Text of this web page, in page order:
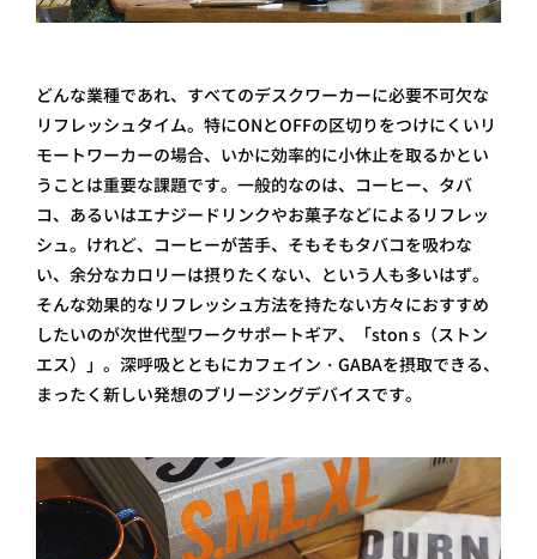
どんな業種であれ、すべてのデスクワーカーに必要不可欠な
リフレッシュタイム。特にONとOFFの区切りをつけにくいリ
モートワーカーの場合、いかに効率的に小休止を取るかとい
うことは重要な課題です。一般的なのは、コーヒー、タバ
コ、あるいはエナジードリンクやお菓子などによるリフレッ
シュ。けれど、コーヒーが苦手、そもそもタバコを吸わな
い、余分なカロリーは摂りたくない、という人も多いはず。
そんな効果的なリフレッシュ方法を持たない方々におすすめ
したいのが次世代型ワークサポートギア、「ston s（ストン
エス）」。深呼吸とともにカフェイン・GABAを摂取できる、
まったく新しい発想のブリージングデバイスです。